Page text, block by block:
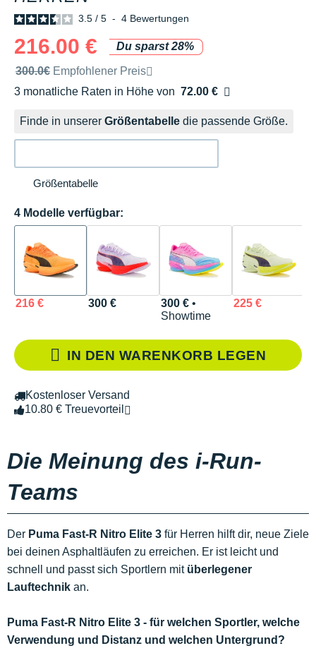
3.5 / 5 - 4 Bewertungen
216.00 €
Du sparst 28%
Unverbindliche Preisempfehlung der Marke
300.0€ Empfohlener Preis
3 monatliche Raten in Höhe von 72.00 €
Ohne Zusatzkosten
Finde in unserer Größentabelle die passende Größe.
Größentabelle
4 Modelle verfügbar:
216 € 300 € 300 €•
Showtime
225 €
IN DEN WARENKORB LEGEN
Kostenloser Versand
10.80 € Treuevorteil
Die Meinung des i-Run-
Teams
Der Puma Fast-R Nitro Elite 3 für Herren hilft dir, neue Ziele
bei deinen Asphaltläufen zu erreichen. Er ist leicht und
schnell und passt sich Sportlern mit überlegener
Lauftechnik an.
Puma Fast-R Nitro Elite 3 - für welchen Sportler, welche
Verwendung und Distanz und welchen Untergrund?